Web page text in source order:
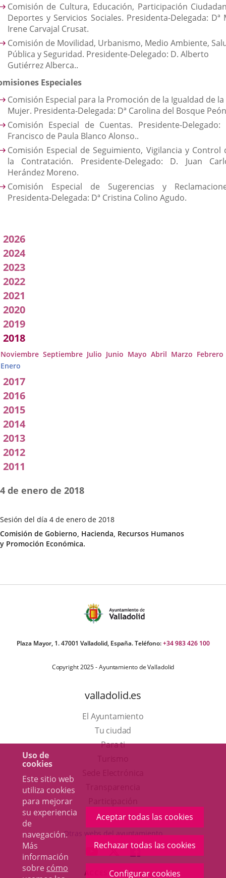
Uso de
cookies
Este sitio web
utiliza cookies
para mejorar
su experiencia
de
navegación.
Más
información
sobre cómo
Aceptar todas las cookies
Rechazar todas las cookies
Configurar cookies
Comisión de Cultura, Educación, Participación
Deportes y Servicios Sociales. Presidenta-Delegada: Dª
Irene Carvajal Crusat.
Comisión de Movilidad, Urbanismo, Medio Ambiente,
Pública y Seguridad. Presidente-Delegado: D. Alberto
Gutiérrez Alberca..
Especiales
Comisión Especial para la Promoción de la Igualdad de la
Mujer. Presidenta-Delegada: Dª Carolina del Bosque
Comisión Especial de Cuentas. Presidente-Delegado:
Francisco de Paula Blanco Alonso..
Comisión Especial de Seguimiento, Vigilancia y Control
la Contratación. Presidente-Delegado: D. Juan
Herández Moreno.
Comisión Especial de Sugerencias y
Presidenta-Delegada: Dª Cristina Colino Agudo.
2026
2024
2023
2022
2021
2020
2019
2018
Noviembre Septiembre Julio Junio Mayo Abril Marzo Febrero
Enero
2017
2016
2015
2014
2013
2012
2011
Sesión del día 4 de enero de 2018
Fecha
de
la
4 de enero de 2018
Categoría
Comisión de Gobierno, Hacienda, Recursos Humanos
y Promoción Económica.
Plaza Mayor, 1. 47001 Valladolid, España. Teléfono:+34 983 426 100
Copyright 2025 - Ayuntamiento de Valladolid
valladolid.es
El Ayuntamiento
Tu ciudad
Para ti
en
una
ventana
nueva.
aplicación
externa.
Otras webs del ayuntamiento
ENLACE
A
ENLACE
A
ENLACE
A
ACCESIBILIDAD